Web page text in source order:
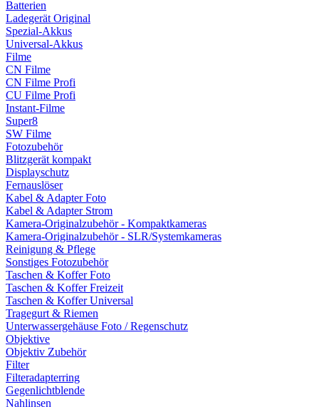
Batterien
Ladegerät Original
Spezial-Akkus
Universal-Akkus
Filme
CN Filme
CN Filme Profi
CU Filme Profi
Instant-Filme
Super8
SW Filme
Fotozubehör
Blitzgerät kompakt
Displayschutz
Fernauslöser
Kabel & Adapter Foto
Kabel & Adapter Strom
Kamera-Originalzubehör - Kompaktkameras
Kamera-Originalzubehör - SLR/Systemkameras
Reinigung & Pflege
Sonstiges Fotozubehör
Taschen & Koffer Foto
Taschen & Koffer Freizeit
Taschen & Koffer Universal
Tragegurt & Riemen
Unterwassergehäuse Foto / Regenschutz
Objektive
Objektiv Zubehör
Filter
Filteradapterring
Gegenlichtblende
Nahlinsen